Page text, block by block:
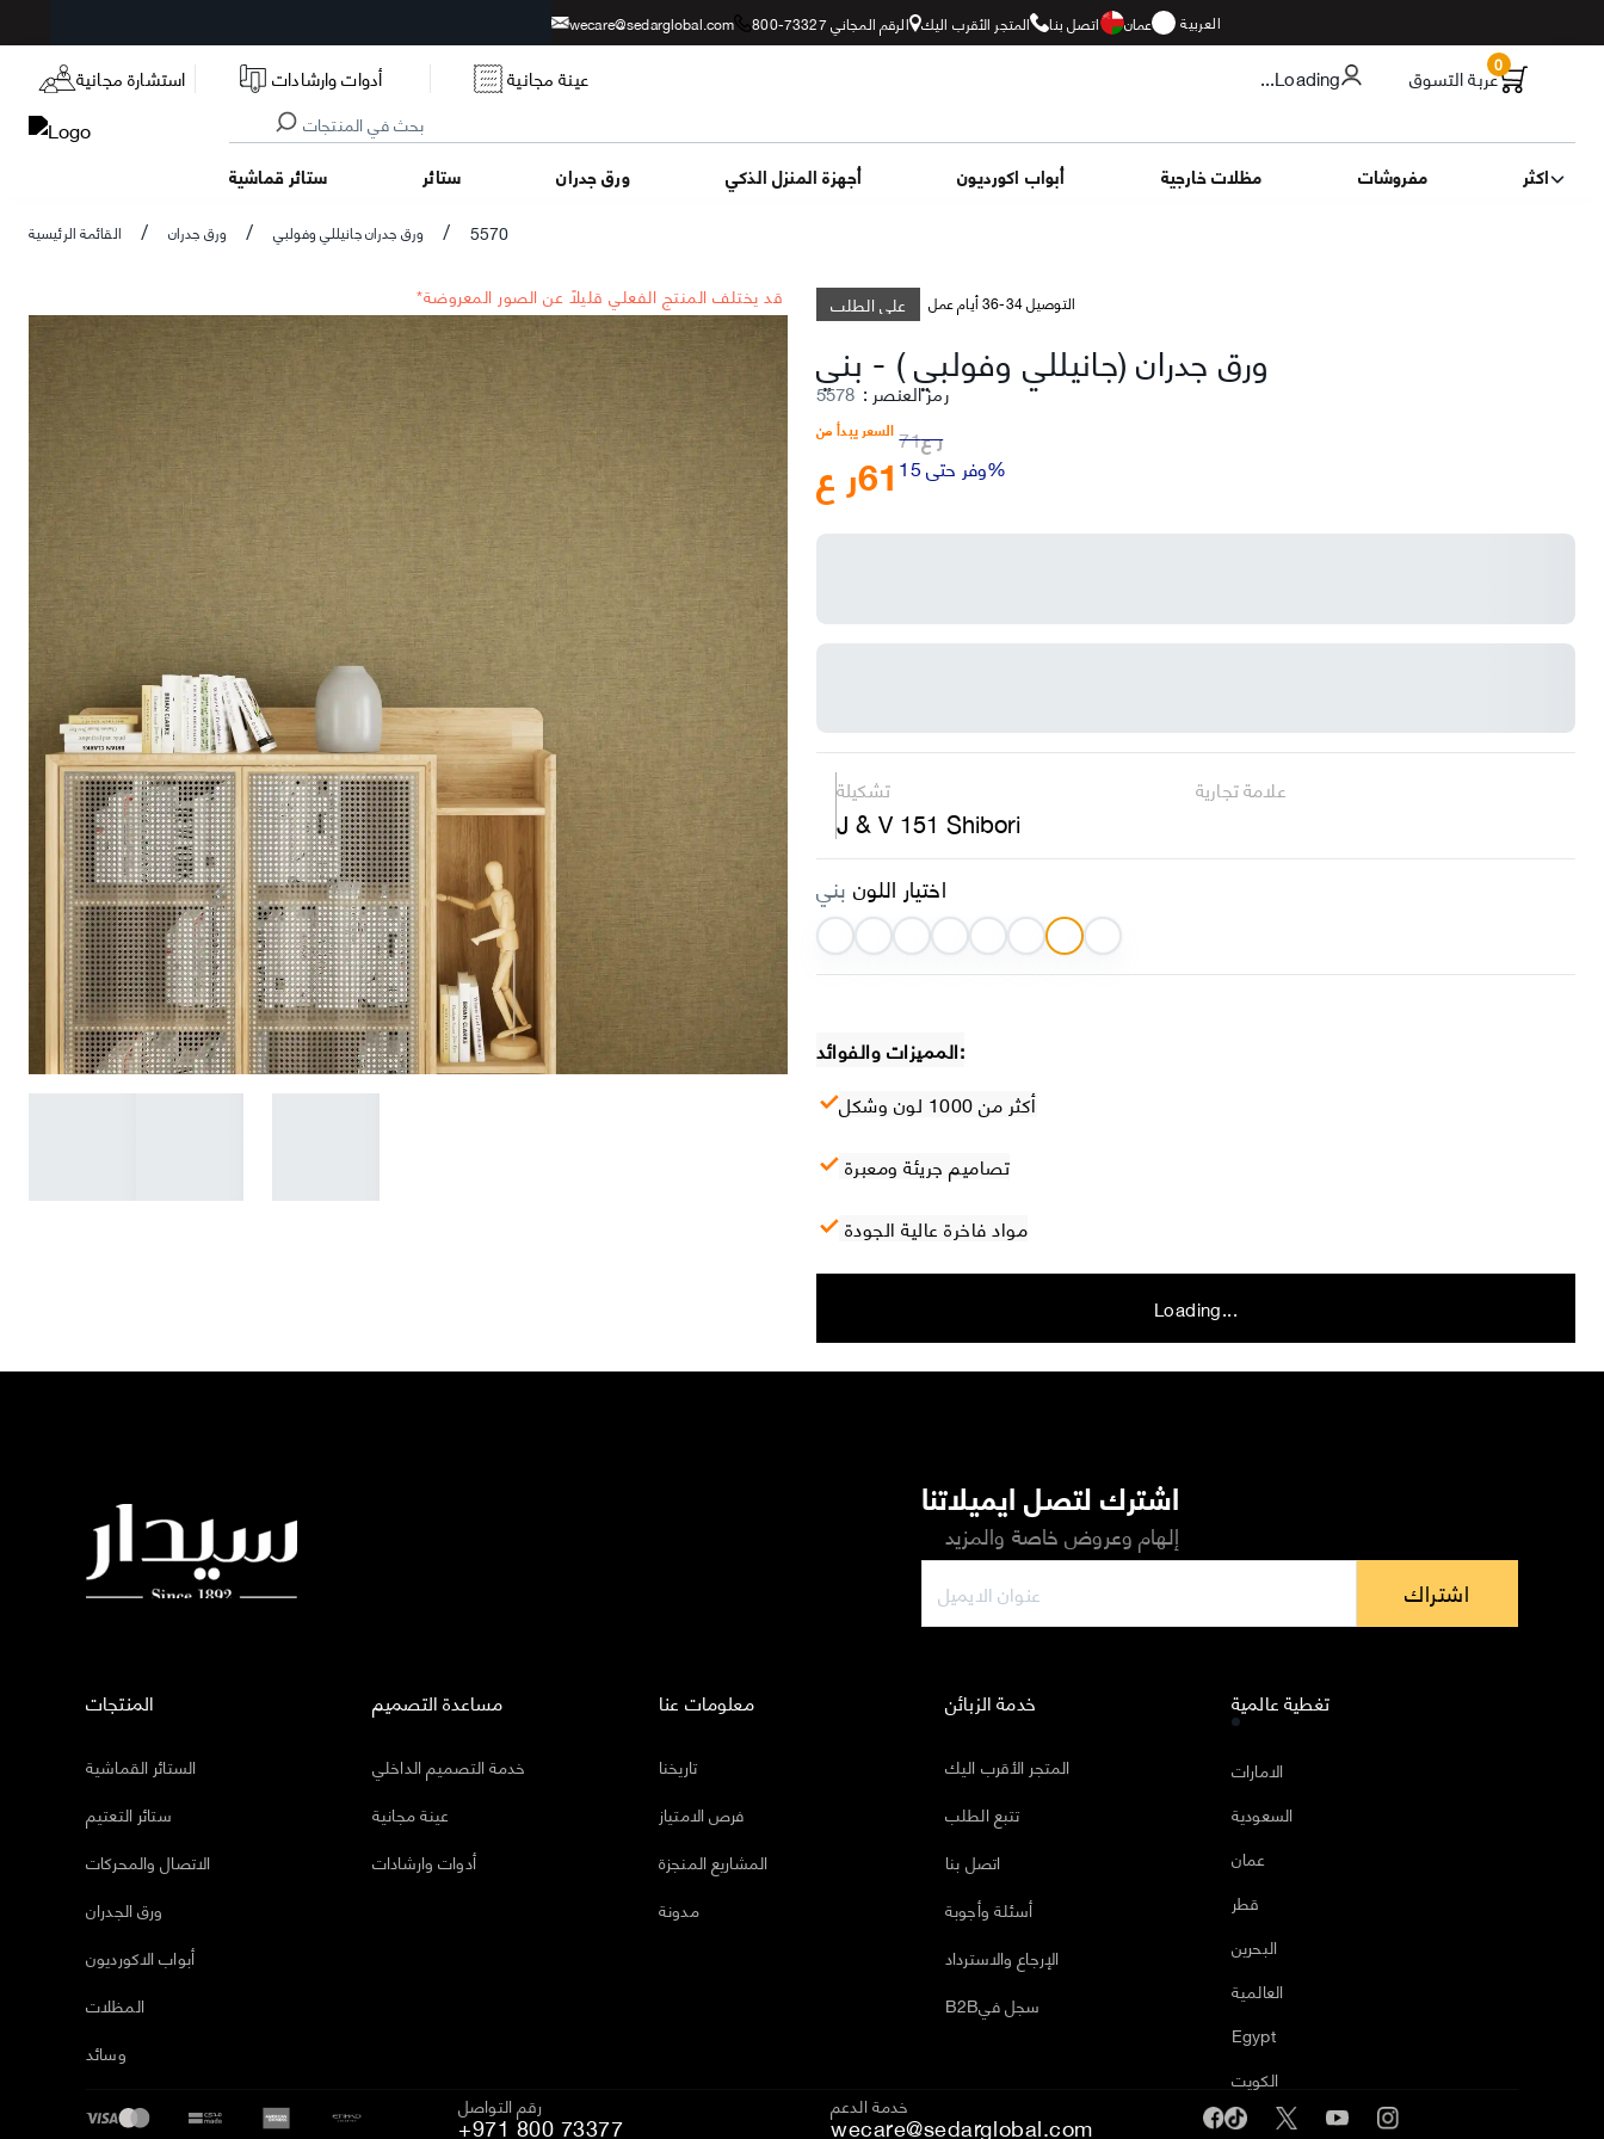
wecare@sedarglobal.com الرقم المجاني 73327-800 المتجر الأقرب اليك اتصل بنا عمان العربية
استشارة مجانية أدوات وارشادات عينة مجانية ...Loading عربة التسوق0
ستائر قماشية ستائر ورق جدران أجهزة المنزل الذكي أبواب اكورديون مظلات خارجية مفروشات اكثر
القائمة الرئيسية / ورق جدران / ورق جدران جانيللي وفولبي / 5570
*قد يختلف المنتج الفعلي قليلاً عن الصور المعروضة على الطلب التوصيل 34-36 أيام عمل
ورق جدران (جانيللي وفولبي ) -
رمز العنصر :
5578
السعر يبدأ من
ر ع61
ر ع71
وفر حتى 15%
تشكيلة
J & V 151 Shibori
علامة تجارية
اختيار اللون بني
المميزات والفوائد:
أكثر من 1000 لون وشكل
تصاميم جريئة ومعبرة
مواد فاخرة عالية الجودة
Loading...
اشترك لتصل ايميلاتنا
إلهام وعروض خاصة والمزيد
اشتراك
المنتجات
الستائر القماشية
ستائر التعتيم
الاتصال والمحركات
ورق الجدران
أبواب الاكورديون
المظلات
وسائد
مساعدة التصميم
خدمة التصميم الداخلي
عينة مجانية
أدوات وارشادات
معلومات عنا
تاريخنا
فرص الامتياز
المشاريع المنجزة
مدونة
خدمة الزبائن
المتجر الأقرب اليك
تتبع الطلب
اتصل بنا
أسئلة وأجوبة
الإرجاع والاسترداد
B2Bسجل في
تغطية عالمية
الامارات
السعودية
عمان
قطر
البحرين
العالمية
Egypt
الكويت
رقم التواصل
+971 800 73377
خدمة الدعم
wecare@sedarglobal.com